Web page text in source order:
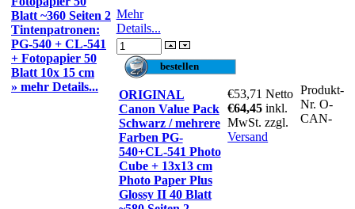
Blatt ~360 Seiten 2
Tintenpatronen:
PG-540 + CL-541
+ Fotopapier 50
Blatt 10x 15 cm
» mehr Details...
Mehr
Details...
ORIGINAL
Canon Value Pack
Schwarz / mehrere
Farben PG-
540+CL-541 Photo
Cube + 13x13 cm
Photo Paper Plus
Glossy II 40 Blatt
€53,71Netto
€64,45inkl.
MwSt. zzgl.
Versand
Produkt-
Nr. O-
CAN-